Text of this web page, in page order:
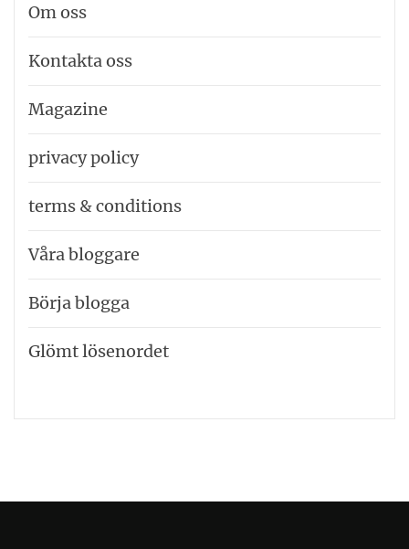
Om oss
Kontakta oss
Magazine
privacy policy
terms & conditions
Våra bloggare
Börja blogga
Glömt lösenordet